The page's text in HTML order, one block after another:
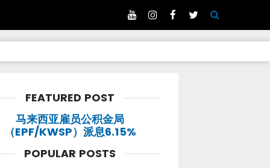
FEATURED POST
马来西亚雇员公积金局
（EPF/KWSP）派息6.15%
POPULAR POSTS